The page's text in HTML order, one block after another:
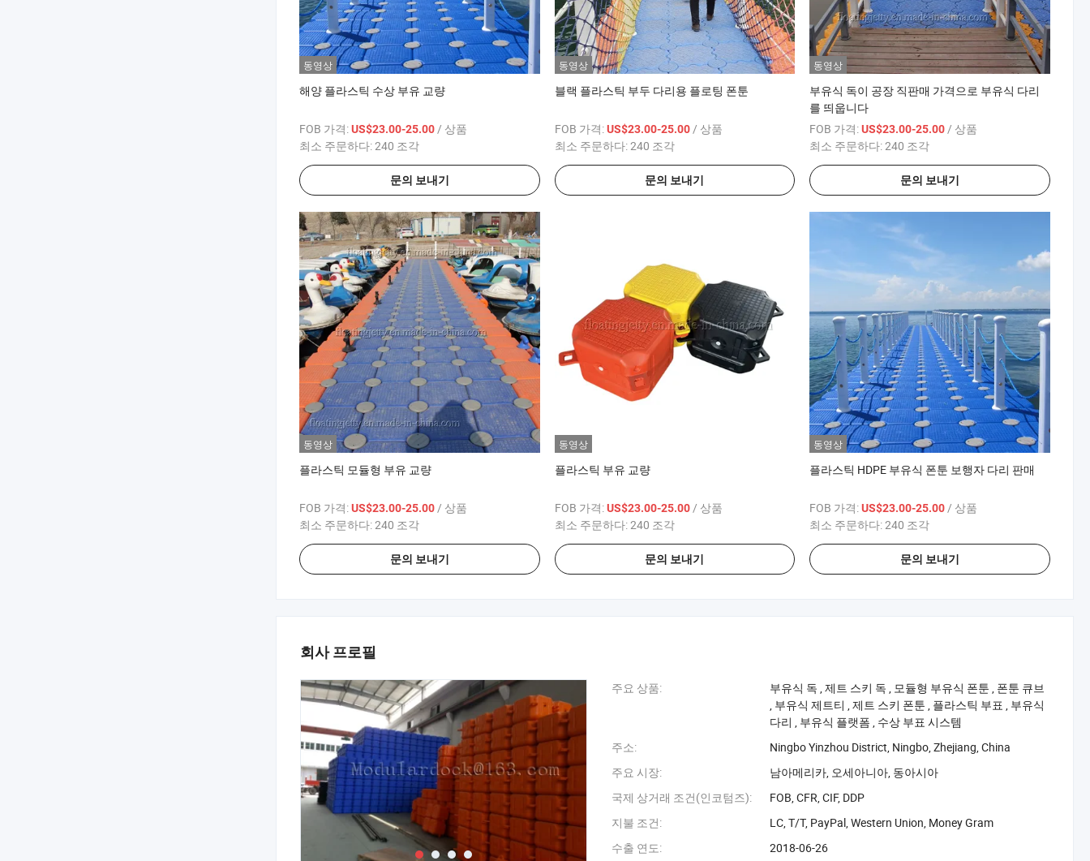
동영상
해양 플라스틱 수상 부유 교량
FOB 가격:US$23.00-25.00/ 상품
최소 주문하다:240 조각
문의 보내기
동영상
블랙 플라스틱 부두 다리용 플로팅 폰툰
FOB 가격:US$23.00-25.00/ 상품
최소 주문하다:240 조각
문의 보내기
동영상
부유식 독이 공장 직판매 가격으로 부유식 다리
를 띄웁니다
FOB 가격:US$23.00-25.00/ 상품
최소 주문하다:240 조각
문의 보내기
동영상
플라스틱 모듈형 부유 교량
FOB 가격:US$23.00-25.00/ 상품
최소 주문하다:240 조각
문의 보내기
동영상
플라스틱 부유 교량
FOB 가격:US$23.00-25.00/ 상품
최소 주문하다:240 조각
문의 보내기
동영상
플라스틱 HDPE 부유식 폰툰 보행자 다리 판매
FOB 가격:US$23.00-25.00 / 상품
최소 주문하다:240 조각
문의 보내기
회사 프로필
주요 상품: ‪부유식 독‬ ,‪제트 스키 독‬ , ‪모듈형 부유식 폰툰‬ , ‪폰툰 큐브‬
, ‪부유식 제트티‬ ,‪제트 스키 폰툰‬ , ‪플라스틱 부표‬ , ‪부유식
다리‬ , ‪부유식 플랫폼‬ , ‪수상 부표 시스템‬
주소:
Ningbo Yinzhou District, Ningbo, Zhejiang, China
주요 시장:
남아메리카, 오세아니아, 동아시아
국제 상거래 조건(인코텀즈):
FOB, CFR, CIF, DDP
지불 조건:
LC, T/T, PayPal, Western Union, Money Gram
수출 연도:
2018-06-26